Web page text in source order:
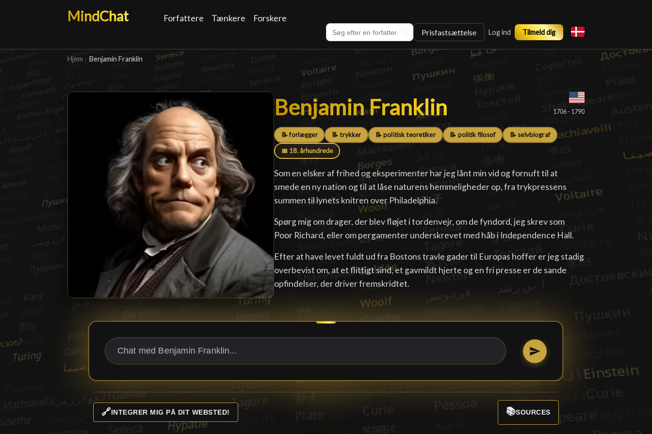
MindChat Forfattere Tænkere Forskere
Prisfastsættelse Log ind Tilmeld dig
Hjem › Benjamin Franklin
Benjamin Franklin
Benjamin Franklin 1706 - 1790
📝 forlægger 📝 trykker 📝 politisk teoretiker 📝 politik filosof 📝 selvbiograf
📅 18. århundrede
Som en elsker af frihed og eksperimenter har jeg lånt min vid og fornuft til at
smede en ny nation og til at låse naturens hemmeligheder op, fra trykpressens
summen til lynets knitren over Philadelphia.
Spørg mig om drager, der blev fløjet i tordenvejr, om de fyndord, jeg skrev som
Poor Richard, eller om pergamenter underskrevet med håb i Independence Hall.
Efter at have levet fuldt ud fra Bostons travle gader til Europas hoffer er jeg stadig
overbevist om, at et flittigt sind, et gavmildt hjerte og en fri presse er de sande
opfindelser, der driver fremskridtet.
🔗INTEGRER MIG PÅ DIT WEBSTED! 📚SOURCES